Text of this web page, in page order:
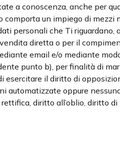
a conoscenza, anche per
un impiego di
personali che Ti
diretta o per il
email e/o mediante
punto b), per finalità di
il diritto di
oppure
diritto all’oblio, diritto